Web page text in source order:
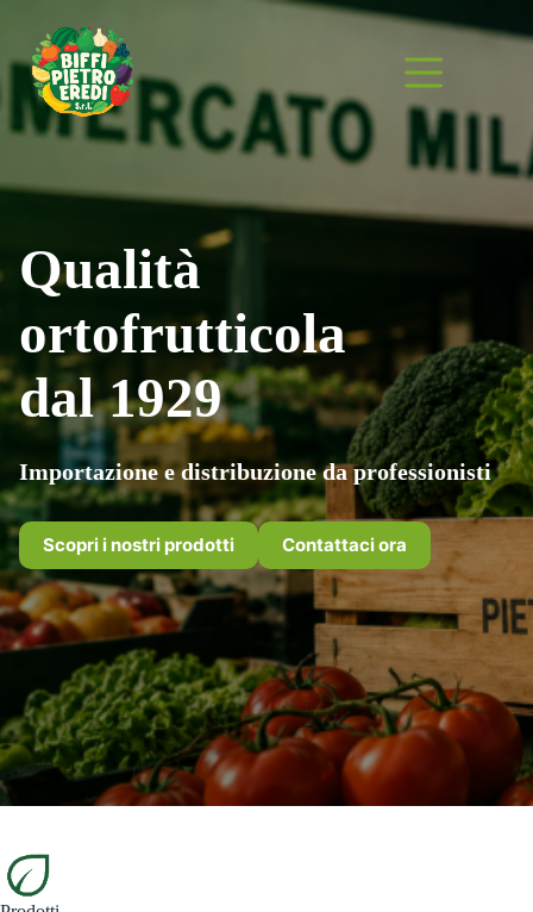
contenuto
Qualità
ortofrutticola
dal 1929
Importazione e distribuzione daprofessionisti
Scopri i nostri prodotti Contattaci ora